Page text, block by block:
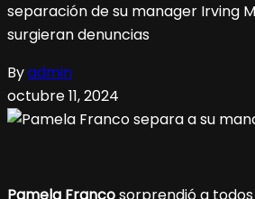
separación de su manager Irving
surgieran denuncias
Byadmin
octubre 11, 2024